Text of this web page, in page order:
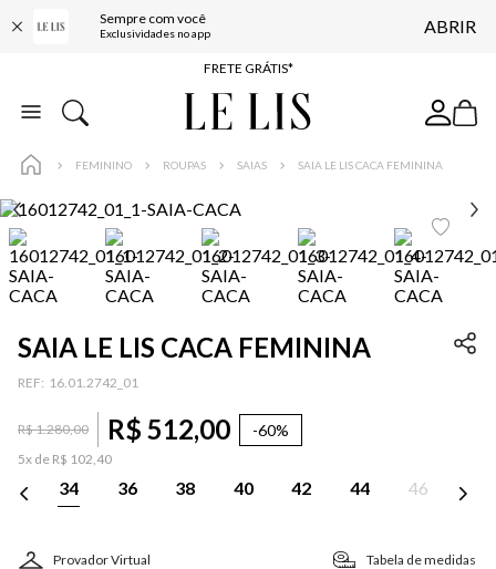
Sempre com você
Exclusividades no app ABRIR
ENTREGA EXPRESSA*
FRETE GRÁTIS*
BAIXE O APP
ENTREGA EXPRESSA*
FRETE GRÁTIS*
BAIXE O APP
FEMININO ROUPAS SAIAS SAIA LE LIS CACA FEMININA
SAIA LE LIS CACA FEMININA
: 16.01.2742_01
R$1.280,00 R$ 512,00 -60%
5x de R$ 102,40
34 36 38 40 42 44 46
Provador Virtual Tabela de medidas